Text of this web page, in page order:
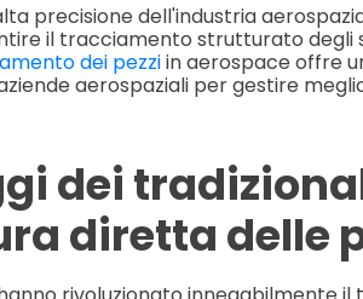
precisione dell'industria
il tracciamento strutturato degli
dei pezziin aerospace offre
aerospaziali per gestire
dei
diretta delle